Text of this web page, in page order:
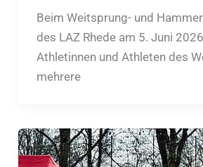
Beim Weitsprung- und
des LAZ Rhede am 5. Juni
Athletinnen und Athleten des
mehrere